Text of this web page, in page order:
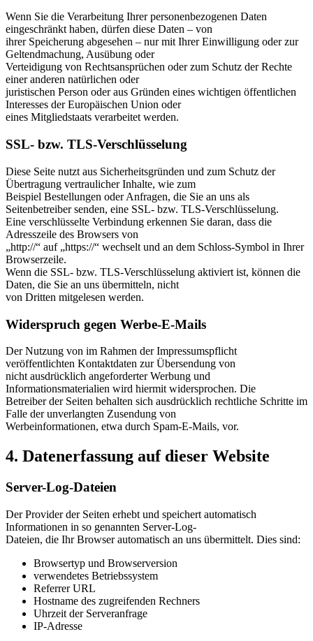
Wenn Sie die Verarbeitung Ihrer personenbezogenen Daten
eingeschränkt haben, dürfen diese Daten – von
ihrer Speicherung abgesehen – nur mit Ihrer Einwilligung oder zur
Geltendmachung, Ausübung oder
Verteidigung von Rechtsansprüchen oder zum Schutz der Rechte
einer anderen natürlichen oder
juristischen Person oder aus Gründen eines wichtigen öffentlichen
Interesses der Europäischen Union oder
eines Mitgliedstaats verarbeitet werden.
SSL- bzw. TLS-Verschlüsselung
Diese Seite nutzt aus Sicherheitsgründen und zum Schutz der
Übertragung vertraulicher Inhalte, wie zum
Beispiel Bestellungen oder Anfragen, die Sie an uns als
Seitenbetreiber senden, eine SSL- bzw. TLS-Verschlüsselung.
Eine verschlüsselte Verbindung erkennen Sie daran, dass die
Adresszeile des Browsers von
„http://“ auf „https://“ wechselt und an dem Schloss-Symbol in Ihrer
Browserzeile.
Wenn die SSL- bzw. TLS-Verschlüsselung aktiviert ist, können die
Daten, die Sie an uns übermitteln, nicht
von Dritten mitgelesen werden.
Widerspruch gegen Werbe-E-Mails
Der Nutzung von im Rahmen der Impressumspflicht
veröffentlichten Kontaktdaten zur Übersendung von
nicht ausdrücklich angeforderter Werbung und
Informationsmaterialien wird hiermit widersprochen. Die
Betreiber der Seiten behalten sich ausdrücklich rechtliche Schritte im
Falle der unverlangten Zusendung von
Werbeinformationen, etwa durch Spam-E-Mails, vor.
4. Datenerfassung auf dieser Website
Server-Log-Dateien
Der Provider der Seiten erhebt und speichert automatisch
Informationen in so genannten Server-Log-
Dateien, die Ihr Browser automatisch an uns übermittelt. Dies sind:
Browsertyp und Browserversion
verwendetes Betriebssystem
Referrer URL
Hostname des zugreifenden Rechners
Uhrzeit der Serveranfrage
IP-Adresse